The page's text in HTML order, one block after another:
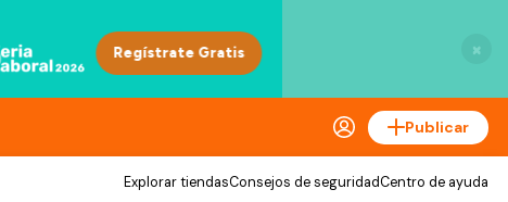
×
Publicar
Explorar tiendasConsejos de seguridadCentro de ayuda